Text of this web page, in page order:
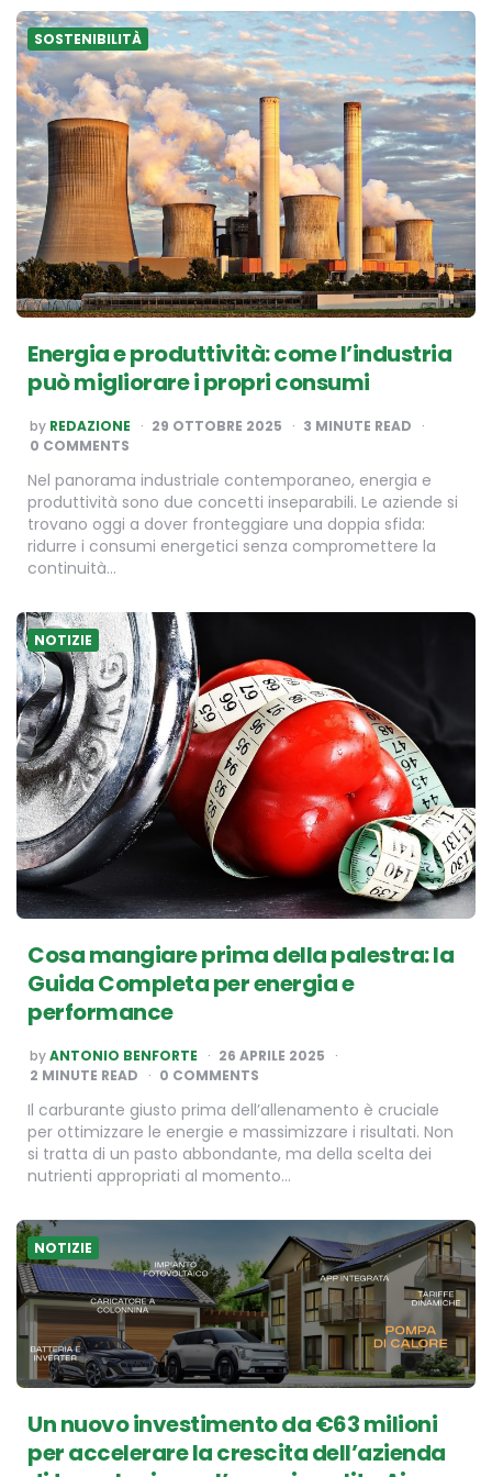
SOSTENIBILITÀ
Energia e produttività: come l’industria
può migliorare i propri consumi
POSTED
BY
by REDAZIONE 29 OTTOBRE 2025 3 MINUTE READ
0 COMMENTS
Nel panorama industriale contemporaneo, energia e
produttività sono due concetti inseparabili. Le aziende si
trovano oggi a dover fronteggiare una doppia sfida:
ridurre i consumi energetici senza compromettere la
continuità…
NOTIZIE
Cosa mangiare prima della palestra: la
Guida Completa per energia e
performance
POSTED
BY
byANTONIO BENFORTE
26 APRILE 2025
2 MINUTE READ 0 COMMENTS
Il carburante giusto prima dell’allenamento è cruciale
per ottimizzare le energie e massimizzare i risultati. Non
si tratta di un pasto abbondante, ma della scelta dei
nutrienti appropriati al momento…
NOTIZIE
Un nuovo investimento da €63 milioni
per accelerare la crescita dell’azienda